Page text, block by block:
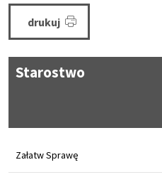
drukuj
Starostwo
Załatw Sprawę